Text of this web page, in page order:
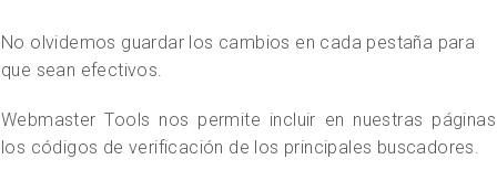
No olvidemos guardar los cambios en cada pestaña para
que sean efectivos.
Webmaster Tools nos permite incluir en nuestras páginas
los códigos de verificación de los principales buscadores.